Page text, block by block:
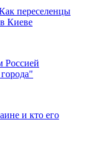
переселенцы
Киеве
Россией
и кто его